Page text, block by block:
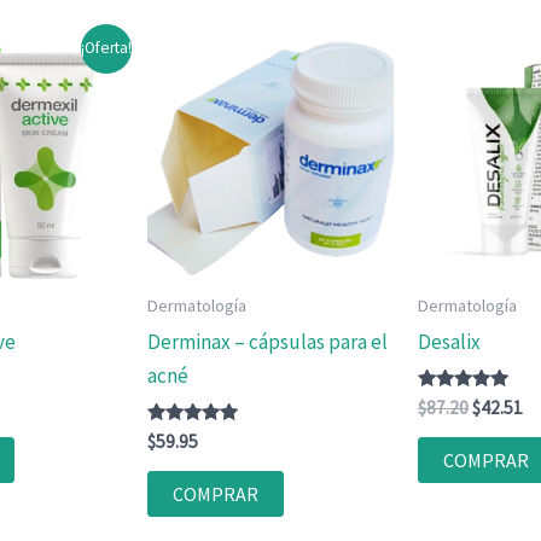
¡Oferta!
Dermatología
Derminax – cápsulas para el
acné
Valorado
con
4.80
de 5
$59.95
COMPRAR
Dermatología
Desalix
Valorado
con
4.80
de 5
$87.20El
original
era:
$42.51
es:
COMPRAR